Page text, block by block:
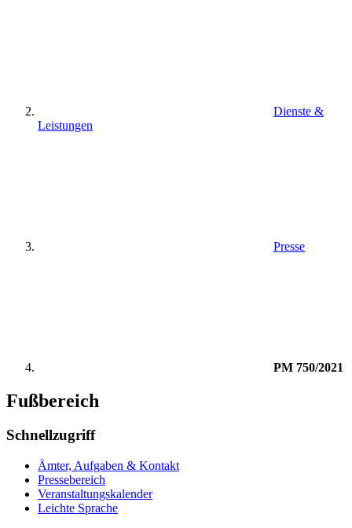
Dienste &
Leistungen
Presse
PM 750/2021
Fußbereich
Schnellzugriff
Ämter, Aufgaben & Kontakt
Pressebereich
Veranstaltungskalender
Leichte Sprache